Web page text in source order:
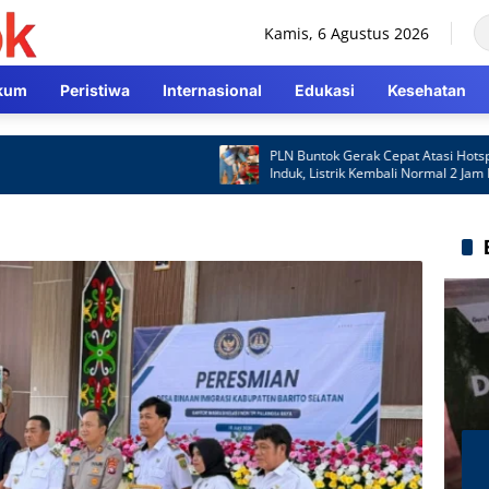
Kamis, 6 Agustus 2026
Peristiwa Internasional Edukasi Kesehatan
PLN Buntok Gerak Cepat Atasi Hotspot
Induk, Listrik Kembali Normal 2 Jam Lebih
Cepat